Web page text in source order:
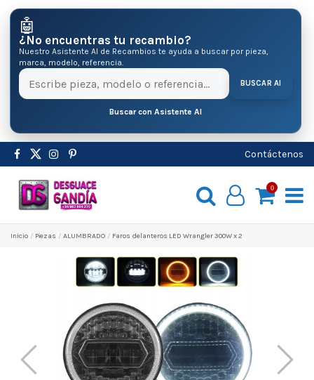
🤖
¿No encuentras tu recambio?
Nuestro Asistente AI de Recambios te ayuda a buscar por pieza,
marca, modelo, referencia.
BUSCAR AI
Buscar con Asistente AI
Contáctenos
0
Inicio Pіezas ALUMBRADO Faros delanteros LED Wrangler 300W x 2